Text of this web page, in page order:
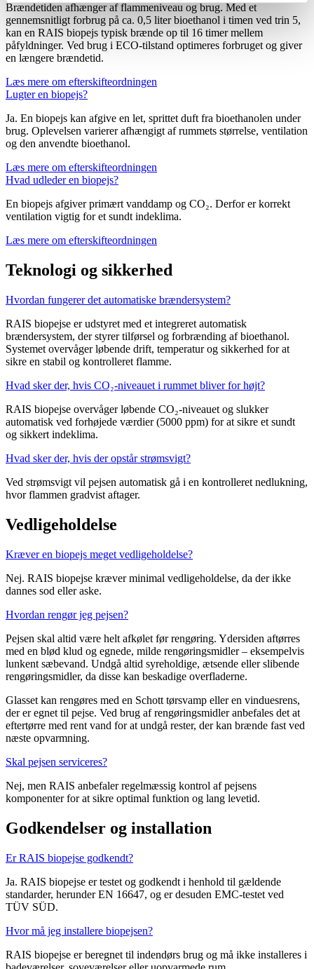
Brændetiden afhænger af flammeniveau og brug. Med et
gennemsnitligt forbrug på ca. 0,5 liter bioethanol i timen ved trin 5,
kan en RAIS biopejs typisk brænde op til 16 timer mellem
påfyldninger. Ved brug i ECO-tilstand optimeres forbruget og giver
en længere brændetid.
Læs mere om efterskifteordningen
Lugter en biopejs?
Ja. En biopejs kan afgive en let, sprittet duft fra bioethanolen under
brug. Oplevelsen varierer afhængigt af rummets størrelse, ventilation
og den anvendte bioethanol.
Læs mere om efterskifteordningen
Hvad udleder en biopejs?
En biopejs afgiver primært vanddamp og CO₂. Derfor er korrekt
ventilation vigtig for et sundt indeklima.
Læs mere om efterskifteordningen
Teknologi og sikkerhed
Hvordan fungerer det automatiske brændersystem?
RAIS biopejse er udstyret med et integreret automatisk
brændersystem, der styrer tilførsel og forbrænding af bioethanol.
Systemet overvåger løbende drift, temperatur og sikkerhed for at
sikre en stabil og kontrolleret flamme.
Hvad sker der, hvis CO₂-niveauet i rummet bliver for højt?
RAIS biopejse overvåger løbende CO₂-niveauet og slukker
automatisk ved forhøjede værdier (5000 ppm) for at sikre et sundt
og sikkert indeklima.
Hvad sker der, hvis der opstår strømsvigt?
Ved strømsvigt vil pejsen automatisk gå i en kontrolleret nedlukning,
hvor flammen gradvist aftager.
Vedligeholdelse
Kræver en biopejs meget vedligeholdelse?
Nej. RAIS biopejse kræver minimal vedligeholdelse, da der ikke
dannes sod eller aske.
Hvordan rengør jeg pejsen?
Pejsen skal altid være helt afkølet før rengøring. Ydersiden aftørres
med en blød klud og egnede, milde rengøringsmidler – eksempelvis
lunkent sæbevand. Undgå altid syreholdige, ætsende eller slibende
rengøringsmidler, da disse kan beskadige overfladerne.
Glasset kan rengøres med en Schott tørsvamp eller en vinduesrens,
der er egnet til pejse. Ved brug af rengøringsmidler anbefales det at
eftertørre med rent vand for at undgå rester, der kan brænde fast ved
næste opvarmning.
Skal pejsen serviceres?
Nej, men RAIS anbefaler regelmæssig kontrol af pejsens
komponenter for at sikre optimal funktion og lang levetid.
Godkendelser og installation
Er RAIS biopejse godkendt?
Ja. RAIS biopejse er testet og godkendt i henhold til gældende
standarder, herunder EN 16647, og er desuden EMC-testet ved
TÜV SÜD.
Hvor må jeg installere biopejsen?
RAIS biopejse er beregnet til indendørs brug og må ikke installeres i